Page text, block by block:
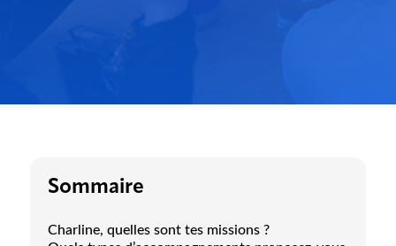
Sommaire
Charline, quelles sont tes missions ?